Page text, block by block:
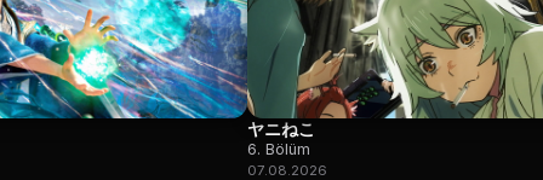
ヤニねこ
6. Bölüm
07.08.2026